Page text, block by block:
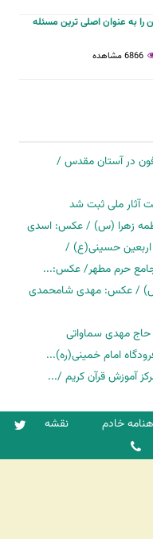
را به عنوان اصلی ترین مسئله
6866 مشاهده
در آستان مقدس /
آثار ملی ثبت شد
زهرا (س) / عکس: اسدی
اربعین حسینی(ع) /
جامع حرم مطهر/ عکس:...
/ عکس: مهدی شامحمدی
حاج مهدی سماواتی
امام خمینی(ره)...
آموزش قرآن کریم /...
خادم نقشه